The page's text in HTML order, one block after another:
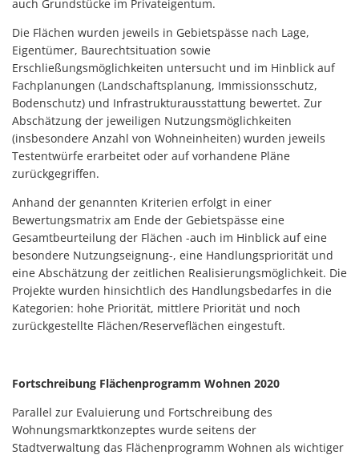
auch Grundstücke im Privateigentum.
Die Flächen wurden jeweils in Gebietspässe nach Lage,
Eigentümer, Baurechtsituation sowie
Erschließungsmöglichkeiten untersucht und im Hinblick auf
Fachplanungen (Landschaftsplanung, Immissionsschutz,
Bodenschutz) und Infrastrukturausstattung bewertet. Zur
Abschätzung der jeweiligen Nutzungsmöglichkeiten
(insbesondere Anzahl von Wohneinheiten) wurden jeweils
Testentwürfe erarbeitet oder auf vorhandene Pläne
zurückgegriffen.
Anhand der genannten Kriterien erfolgt in einer
Bewertungsmatrix am Ende der Gebietspässe eine
Gesamtbeurteilung der Flächen -auch im Hinblick auf eine
besondere Nutzungseignung-, eine Handlungspriorität und
eine Abschätzung der zeitlichen Realisierungsmöglichkeit. Die
Projekte wurden hinsichtlich des Handlungsbedarfes in die
Kategorien: hohe Priorität, mittlere Priorität und noch
zurückgestellte Flächen/Reserveflächen eingestuft.
Fortschreibung Flächenprogramm Wohnen 2020
Parallel zur Evaluierung und Fortschreibung des
Wohnungsmarktkonzeptes wurde seitens der
Stadtverwaltung das Flächenprogramm Wohnen als wichtiger